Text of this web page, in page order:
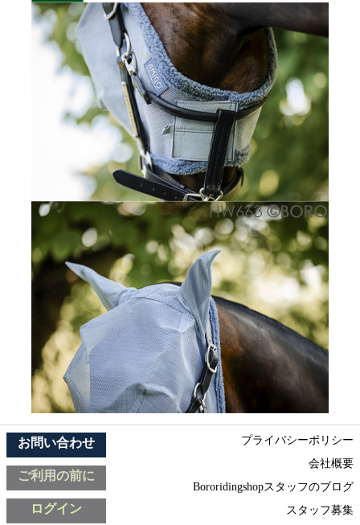
お問い合わせ
ご利用の前に
ログイン
プライバシーポリシー
会社概要
Bororidingshopスタッフのブログ
スタッフ募集